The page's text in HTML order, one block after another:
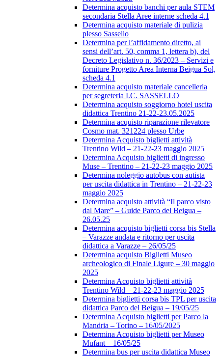
Determina acquisto banchi per aula STEM
secondaria Stella Aree interne scheda 4.1
Determina acquisto materiale di pulizia
plesso Sassello
Determina per l’affidamento diretto, ai
sensi dell’art. 50, comma 1, lettera b), del
Decreto Legislativo n. 36/2023 – Servizi e
forniture Progetto Area Interna Beigua Sol,
scheda 4.1
Determina acquisto materiale cancelleria
per segreteria I.C. SASSELLO
Determina acquisto soggiorno hotel uscita
didattica Trentino 21-22-23.05.2025
Determina acquisto riparazione rilevatore
Cosmo mat. 321224 plesso Urbe
Determina Acquisto biglietti attività
Trentino Wild – 21-22-23 maggio 2025
Determina Acquisto biglietti di ingresso
Muse – Trentino – 21-22-23 maggio 2025
Determina noleggio autobus con autista
per uscita didattica in Trentino – 21-22-23
maggio 2025
Determina acquisto attività “Il parco visto
dal Mare” – Guide Parco del Beigua –
26.05.25
Determina acquisto biglietti corsa bis Stella
– Varazze andata e ritorno per uscita
didattica a Varazze – 26/05/25
Determina acquisto Biglietti Museo
archeologico di Finale Ligure – 30 maggio
2025
Determina Acquisto biglietti attività
Trentino Wild – 21-22-23 maggio 2025
Determina biglietti corsa bis TPL per uscita
didattica Parco del Beigua – 19/05/25
Determina Acquisto biglietti per Parco la
Mandria – Torino – 16/05/2025
Determina Acquisto biglietti per Museo
Mufant – 16/05/25
Determina bus per uscita didattica Museo